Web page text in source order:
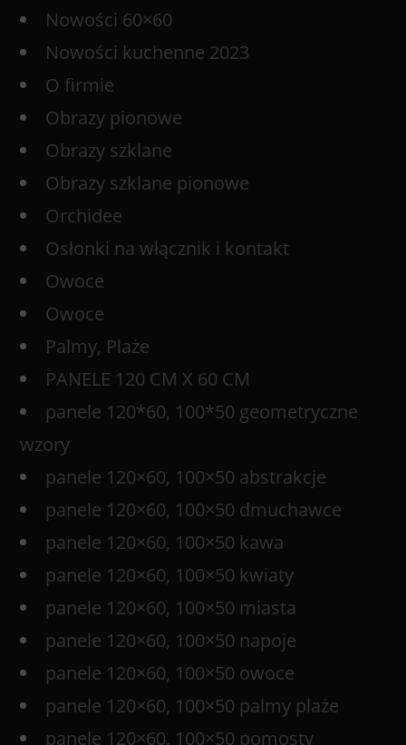
Nowości 60×60
Nowości kuchenne 2023
O firmie
Obrazy pionowe
Obrazy szklane
Obrazy szklane pionowe
Orchidee
Osłonki na włącznik i kontakt
Owoce
Owoce
Palmy, Plaże
PANELE 120 CM X 60 CM
panele 120*60, 100*50 geometryczne
wzory
panele 120×60, 100×50 abstrakcje
panele 120×60, 100×50 dmuchawce
panele 120×60, 100×50 kawa
panele 120×60, 100×50 kwiaty
panele 120×60, 100×50 miasta
panele 120×60, 100×50 napoje
panele 120×60, 100×50 owoce
panele 120×60, 100×50 palmy plaże
panele 120×60, 100×50 pomosty